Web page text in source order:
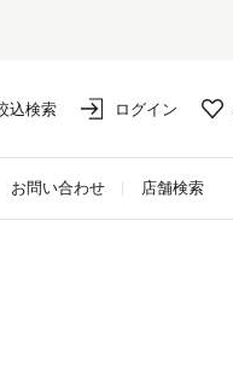
込検索 ログイン
お問い合わせ 店舗検索